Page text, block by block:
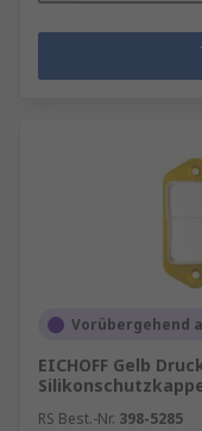
Vorübergehend
EICHOFF Gelb
RS Best.-Nr. 398-5285